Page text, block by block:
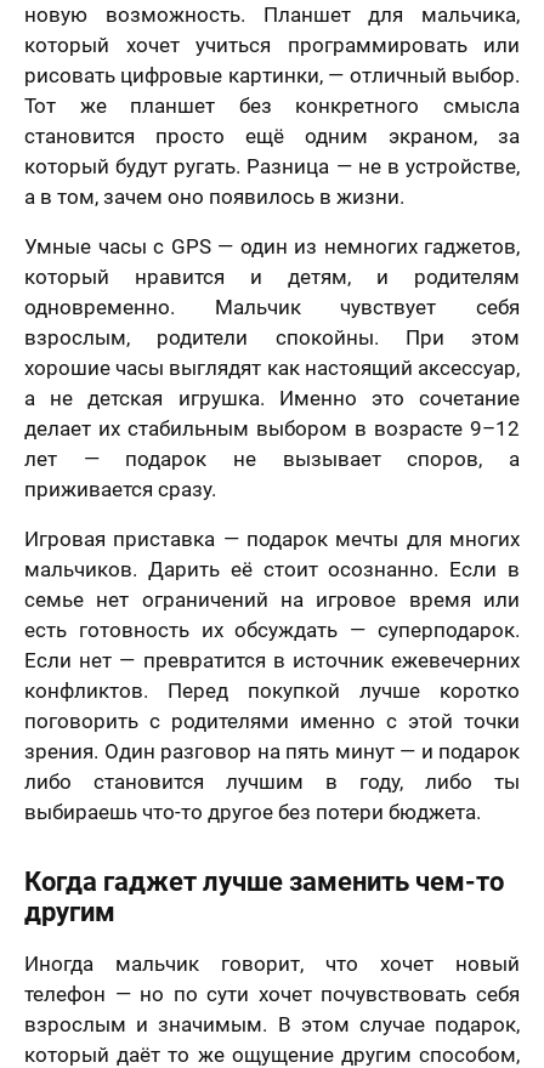
новую возможность. Планшет для мальчика,
который хочет учиться программировать или
рисовать цифровые картинки, — отличный выбор.
Тот же планшет без конкретного смысла
становится просто ещё одним экраном, за
который будут ругать. Разница — не в устройстве,
а в том, зачем оно появилось в жизни.
Умные часы с GPS — один из немногих гаджетов,
который нравится и детям, и родителям
одновременно. Мальчик чувствует себя
взрослым, родители спокойны. При этом
хорошие часы выглядят как настоящий аксессуар,
а не детская игрушка. Именно это сочетание
делает их стабильным выбором в возрасте 9–12
лет — подарок не вызывает споров, а
приживается сразу.
Игровая приставка — подарок мечты для многих
мальчиков. Дарить её стоит осознанно. Если в
семье нет ограничений на игровое время или
есть готовность их обсуждать — суперподарок.
Если нет — превратится в источник ежевечерних
конфликтов. Перед покупкой лучше коротко
поговорить с родителями именно с этой точки
зрения. Один разговор на пять минут — и подарок
либо становится лучшим в году, либо ты
выбираешь что-то другое без потери бюджета.
Когда гаджет лучше заменить чем-то
другим
Иногда мальчик говорит, что хочет новый
телефон — но по сути хочет почувствовать себя
взрослым и значимым. В этом случае подарок,
который даёт то же ощущение другим способом,